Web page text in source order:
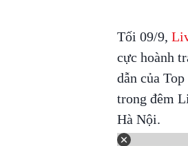
Tối 09/9,
cực hoành
dẫn của
trong đêm
Hà Nội.